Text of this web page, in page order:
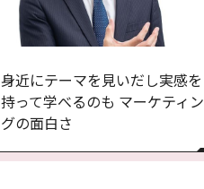
身近にテーマを見いだし実感を
持って学べるのも マーケティン
グの面白さ